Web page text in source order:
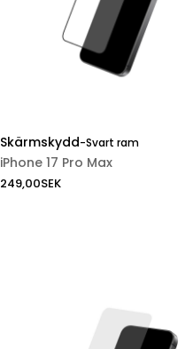
Skärmskydd-Svart ram
iPhone 17 Pro Max
249,00SEK